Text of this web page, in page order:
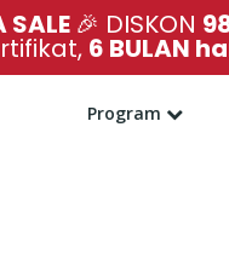
SALE 🎉 DISKON
6 BULAN
Program